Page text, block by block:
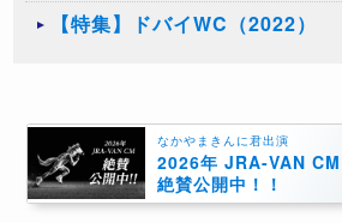
【特集】ドバイWC（2022）
なかやまきんに君出演
2026年 JRA-VAN CM
絶賛公開中！！